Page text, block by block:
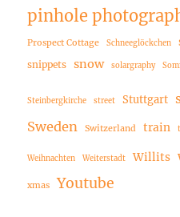
pinhole
Prospect Cottage Schneeglöckchen
snippets snow solargraphy
Steinbergkirche street Stuttgart
Sweden Switzerland train
Weihnachten Weiterstadt Willits
xmas Youtube